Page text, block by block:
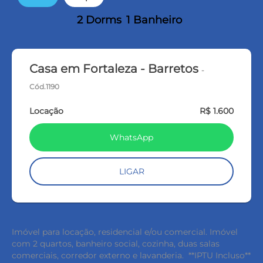
2 Dorms 1 Banheiro
Casa em Fortaleza - Barretos -
Cód.1190
Locação R$ 1.600
WhatsApp
LIGAR
Imóvel para locação, residencial e/ou comercial. Imóvel
com 2 quartos, banheiro social, cozinha, duas salas
comerciais, corredor externo e lavanderia. **IPTU Incluso**